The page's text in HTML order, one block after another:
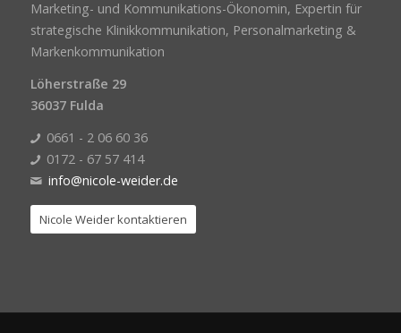
Marketing- und Kommunikations-Ökonomin, Expertin für
strategische Klinikkommunikation, Personalmarketing &
Markenkommunikation
Löherstraße 29
36037 Fulda
0661 - 2 06 60 36
0172 - 67 57 414
info@nicole-weider.de
Nicole Weider kontaktieren